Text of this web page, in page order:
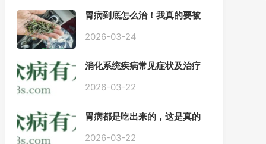
胃病到底怎么治！我真的要被
2026-03-24
消化系统疾病常见症状及治疗
案
2026-03-22
胃病都是吃出来的，这是真的
2026-03-22